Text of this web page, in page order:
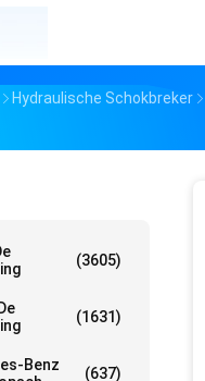
Hydraulische Schokbreker
(3605)
(1631)
Benz
(637)